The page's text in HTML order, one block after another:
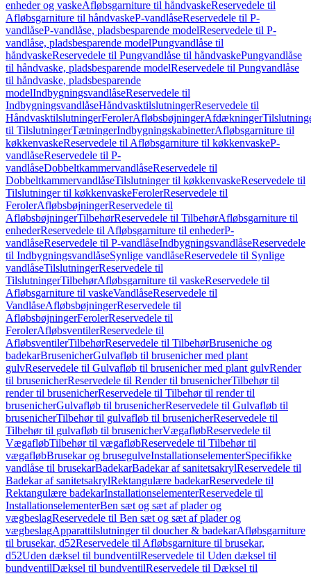
enheder og vaskeAfløbsgarniture til håndvaskeReservedele til
Afløbsgarniture til håndvaskeP-vandlåseReservedele til P-
vandlåseP-vandlåse, pladsbesparende modelReservedele til P-
vandlåse, pladsbesparende modelPungvandlåse til
håndvaskeReservedele til Pungvandlåse til håndvaskePungvandlåse
til håndvaske, pladsbesparende modelReservedele til Pungvandlåse
til håndvaske, pladsbesparende
modelIndbygningsvandlåseReservedele til
IndbygningsvandlåseHåndvasktilslutningerReservedele til
HåndvasktilslutningerFerolerAfløbsbøjningerAfdækninger
til TilslutningerTætningerIndbygningskabinetterAfløbsgarniture til
køkkenvaskeReservedele til Afløbsgarniture til køkkenvaskeP-
vandlåseReservedele til P-
vandlåseDobbeltkammervandlåseReservedele til
DobbeltkammervandlåseTilslutninger til køkkenvaskeReservedele til
Tilslutninger til køkkenvaskeFerolerReservedele til
FerolerAfløbsbøjningerReservedele til
AfløbsbøjningerTilbehørReservedele til TilbehørAfløbsgarniture til
enhederReservedele til Afløbsgarniture til enhederP-
vandlåseReservedele til P-vandlåseIndbygningsvandlåseReservedele
til IndbygningsvandlåseSynlige vandlåseReservedele til Synlige
vandlåseTilslutningerReservedele til
TilslutningerTilbehørAfløbsgarniture til vaskeReservedele til
Afløbsgarniture til vaskeVandlåseReservedele til
VandlåseAfløbsbøjningerReservedele til
AfløbsbøjningerFerolerReservedele til
FerolerAfløbsventilerReservedele til
AfløbsventilerTilbehørReservedele til TilbehørBruseniche og
badekarBrusenicherGulvafløb til brusenicher med plant
gulvReservedele til Gulvafløb til brusenicher med plant gulvRender
til brusenicherReservedele til Render til brusenicherTilbehør til
render til brusenicherReservedele til Tilbehør til render til
brusenicherGulvafløb til brusenicherReservedele til Gulvafløb til
brusenicherTilbehør til gulvafløb til brusenicherReservedele til
Tilbehør til gulvafløb til brusenicherVægafløbReservedele til
VægafløbTilbehør til vægafløbReservedele til Tilbehør til
vægafløbBrusekar og brusegulveInstallationselementerSpecifikke
vandlåse til brusekarBadekarBadekar af sanitetsakrylReservedele til
Badekar af sanitetsakrylRektangulære badekarReservedele til
Rektangulære badekarInstallationselementerReservedele til
InstallationselementerBen sæt og sæt af plader og
vægbeslagReservedele til Ben sæt og sæt af plader og
vægbeslagApparattilslutninger til doucher & badekarAfløbsgarniture
til brusekar, d52Reservedele til Afløbsgarniture til brusekar,
d52Uden dæksel til bundventilReservedele til Uden dæksel til
bundventilDæksel til bundventilReservedele til Dæksel til